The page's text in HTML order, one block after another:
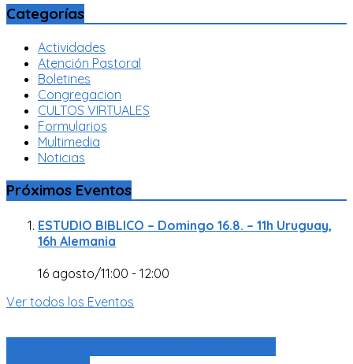
Categorías
Actividades
Atención Pastoral
Boletines
Congregacion
CULTOS VIRTUALES
Formularios
Multimedia
Noticias
Próximos Eventos
ESTUDIO BIBLICO – Domingo 16.8. – 11h Uruguay,
16h Alemania
16 agosto/11:00 - 12:00
Ver todos los Eventos